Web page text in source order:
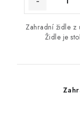
Zahradní židle z
Židle je